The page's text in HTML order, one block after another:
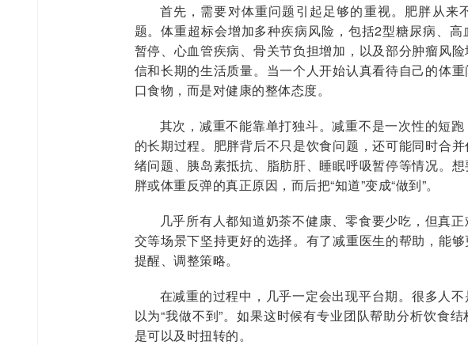
首先，需要对体重问题引起足够的重视。肥胖从来
题。体重超标会增加多种疾病风险，包括2型糖尿病、
暂停、心血管疾病、骨关节负担增加，以及部分肿瘤风
信和长期的生活质量。当一个人开始认真看待自己的体
口食物，而是对健康的整体态度。
其次，减重不能靠单打独斗。减重不是一次性的短
的长期过程。肥胖背后不只是饮食问题，还可能同时合
绪问题、胰岛素抵抗、脂肪肝、睡眠呼吸暂停等情况。
胖或体重反弹的真正原因，而后把“知道”变成“做到”。
几乎所有人都知道奶茶不健康、零食要少吃，但真
交等场景下坚持更好的选择。有了减重医生的帮助，能
提醒、调整策略。
在减重的过程中，几乎一定会出现平台期。很多人
以为“我做不到”。如果这时候有专业团队帮助分析饮食
是可以及时扭转的。